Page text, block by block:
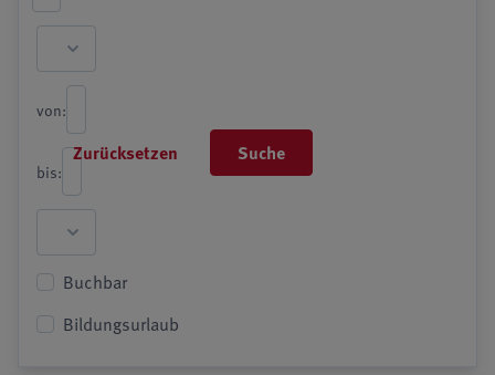
von:
bis:
Buchbar
Bildungsurlaub
Zurücksetzen Suche